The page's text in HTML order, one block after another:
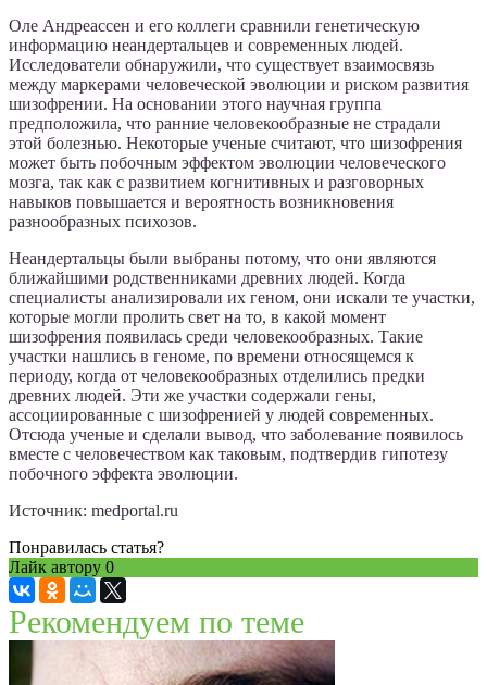
Оле Андреассен и его коллеги сравнили генетическую
информацию неандертальцев и современных людей.
Исследователи обнаружили, что существует взаимосвязь
между маркерами человеческой эволюции и риском развития
шизофрении. На основании этого научная группа
предположила, что ранние человекообразные не страдали
этой болезнью. Некоторые ученые считают, что шизофрения
может быть побочным эффектом эволюции человеческого
мозга, так как с развитием когнитивных и разговорных
навыков повышается и вероятность возникновения
разнообразных психозов.
Неандертальцы были выбраны потому, что они являются
ближайшими родственниками древних людей. Когда
специалисты анализировали их геном, они искали те участки,
которые могли пролить свет на то, в какой момент
шизофрения появилась среди человекообразных. Такие
участки нашлись в геноме, по времени относящемся к
периоду, когда от человекообразных отделились предки
древних людей. Эти же участки содержали гены,
ассоциированные с шизофренией у людей современных.
Отсюда ученые и сделали вывод, что заболевание появилось
вместе с человечеством как таковым, подтвердив гипотезу
побочного эффекта эволюции.
Источник: medportal.ru
Понравилась статья?
Лайк автору 0
Рекомендуем по теме